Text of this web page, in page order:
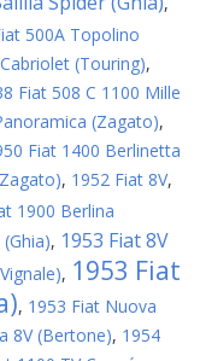
500A Topolino
(Touring),
Fiat 508 C 1100 Mille
(Zagato),
Fiat 1400 Berlinetta
, 1952 Fiat 8V,
1900 Berlina
, 1953 Fiat 8V
, 1953 Fiat
, 1953 Fiat Nuova
8V (Bertone), 1954